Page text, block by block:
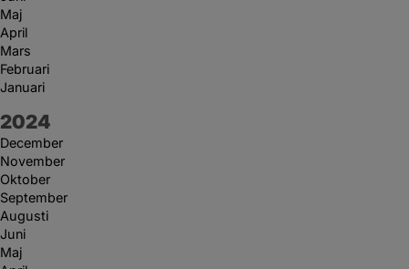
Maj
April
Mars
Februari
Januari
År:
2024
December
November
Oktober
September
Augusti
Juni
Maj